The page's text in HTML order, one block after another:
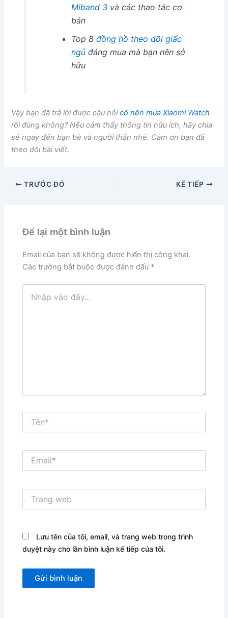
Miband 3và các thao tác cơ
bản
Top 8 đồng hồ theo dõi giấc
ngủđáng mua mà bạn nên sở
hữu
Vậy bạn đã trả lời được câu hỏicó nên mua Xiaomi Watch
rồi đúng không? Nếu cảm thấy thông tin hữu ích, hãy chia
sẻ ngay đến bạn bè và người thân nhé. Cảm ơn bạn đã
theo dõi bài viết.
TRƯỚC ĐÓ KẾ TIẾP
Để lại một bình luận
Email của bạn sẽ không được hiển thị công khai.
Các trường bắt buộc được đánh dấu *
vào
web
Lưu tên của tôi, email, và trang web trong trình
duyệt này cho lần bình luận kế tiếp của tôi.